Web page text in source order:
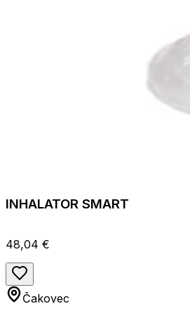
INHALATOR SMART
48,04 €
Čakovec